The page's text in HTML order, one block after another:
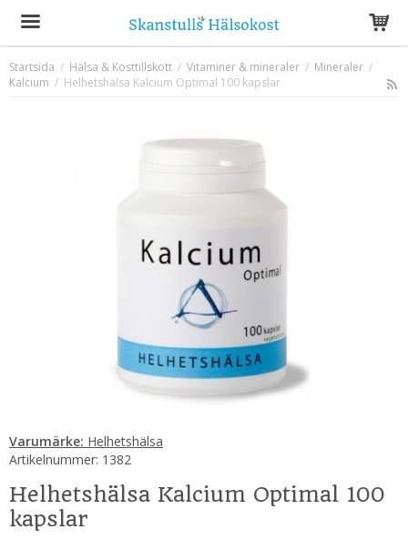
Produkten har blivit tillagd i varukorgen
Startsida / Hälsa & Kosttillskott / Vitaminer & mineraler / Mineraler /
Kalcium / Helhetshälsa Kalcium Optimal 100 kapslar
Varumärke: Helhetshälsa
Artikelnummer: 1382
Helhetshälsa Kalcium Optimal 100
kapslar